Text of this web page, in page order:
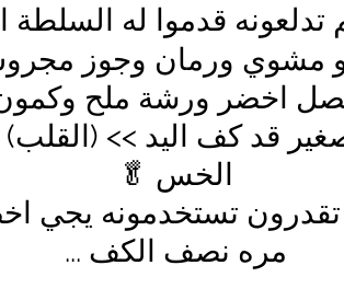
تدلعونه قدموا له السلطة
او مشوي ورمان وجوز
اخضر ورشة ملح
قد كف اليد >>
الخس 🥬
تستخدمونه يجي
مره نصف الكف ...